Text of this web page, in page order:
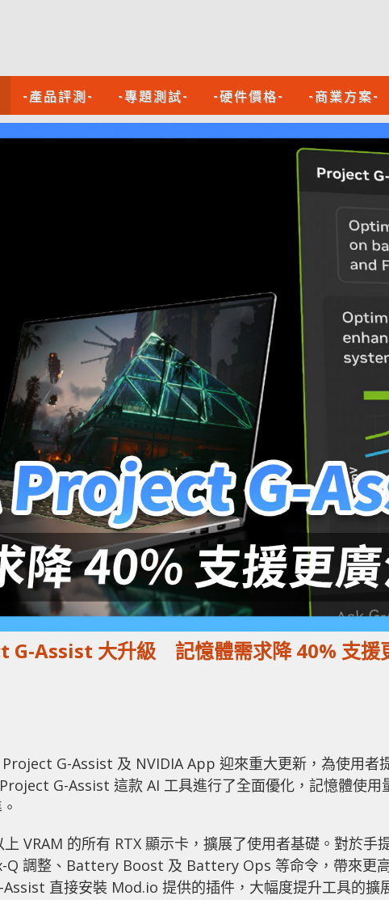
-產品評測- -專題測試- -硬件價格- -商業方案-
G-Assist 大升級 記憶體需求降 40% 支援
G-Assist 及 NVIDIA App 迎來重大更新，為使用者
G-Assist 這款 AI 工具進行了全面優化，記憶體使用
VRAM 的所有 RTX 顯示卡，擴展了使用者基礎。對於手
Q 調整、Battery Boost 及 Battery Ops 等命令，帶來更
直接安裝 Mod.io 提供的插件，大幅度提升工具的擴